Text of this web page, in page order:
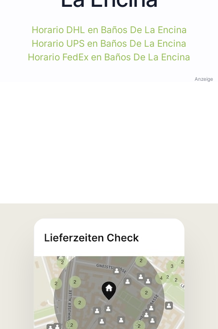
Horario DHL en Baños De La Encina
Horario UPS en Baños De La Encina
Horario FedEx en Baños De La Encina
Anzeige